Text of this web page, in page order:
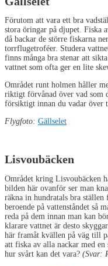
Förutom att vara ett bra
stora öringar på djupet. Fiska
då backar de större fiskarna
torrflugetroféer. Studera
finns många bra stenar att
vattnet som ofta ger en lite
Området runt holmen håller
riktigt förvånad över vad som
försiktigt innan du vadar över
Flygfoto: Gällselet
Lisvoubäcken
Området kring Lisvoubäcken
bilden här ovanför ser man
räkna in hundratals bra
beroende på vattenståndet så
reda på dem innan man kan
klarare vattnet är desto
här framåt kvällen på väg till
att fiska av alla nackar med
hur svårt kan det vara? (Svar: